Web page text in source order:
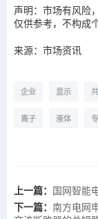
声明：市场有风险
仅供参考，不构成
来源：市场资讯
企业 显示
离子 液体
上一篇： 国网智能
下一篇： 南方电网